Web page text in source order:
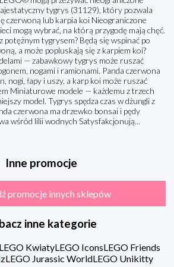
tygrys (31129), który pozwala
czerwoną lub karpia koi Nieograniczone
mogą wybrać, na którą przygodę mają chęć.
tygrysem? Będą się wspinać po
a może popluskają się z karpiem koi?
— zabawkowy tygrys może ruszać
nogami i ramionami. Panda czerwona
nogi, łapy i uszy, a karp koi może ruszać
Miniaturowe modele — każdemu z trzech
model. Tygrys spędza czas w dżungli z
czerwona ma drzewko bonsai i pędy
wśród lilii wodnych Satysfakcjonują...
Inne promocje
promocje innych sklepów
inne kategorie
KwiatyLEGO IconsLEGO Friends
LEGO Jurassic WorldLEGO Unikitty